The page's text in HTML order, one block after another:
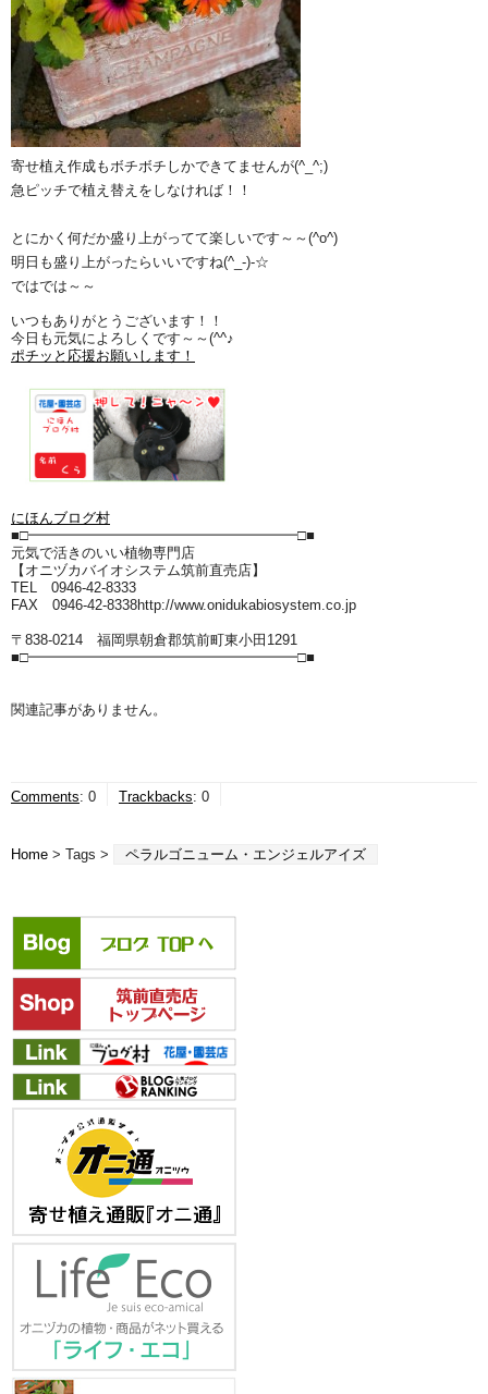
寄せ植え作成もボチボチしかできてませんが(^_^;)
急ピッチで植え替えをしなければ！！
とにかく何だか盛り上がってて楽しいです～～(^o^)
明日も盛り上がったらいいですね(^_-)-☆
ではでは～～
いつもありがとうございます！！
今日も元気によろしくです～～(^^♪
ポチッと応援お願いします！
にほんブログ村
■□━━━━━━━━━━━━━━━━━━━□■
元気で活きのいい植物専門店
【オニヅカバイオシステム筑前直売店】
TEL 0946-42-8333
FAX 0946-42-8338http://www.onidukabiosystem.co.jp
〒838-0214 福岡県朝倉郡筑前町東小田1291
■□━━━━━━━━━━━━━━━━━━━□■
関連記事がありません。
Comments: 0 Trackbacks: 0
Home > Tags > ペラルゴニューム・エンジェルアイズ